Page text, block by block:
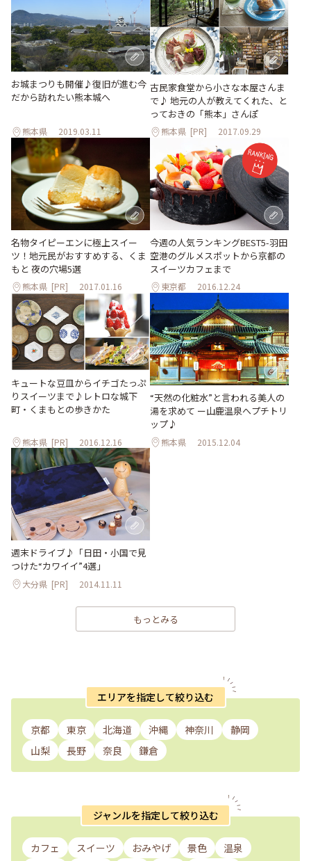
お城まつりも開催♪復旧が進む今
だから訪れたい熊本城へ
熊本県 2019.03.11
古民家食堂から小さな本屋さんま
で♪ 地元の人が教えてくれた、と
っておきの「熊本」さんぽ
熊本県 [PR] 2017.09.29
名物タイピーエンに極上スイー
ツ！地元民がおすすめする、くま
もと 夜の穴場5選
熊本県 [PR] 2017.01.16
今週の人気ランキングBEST5-羽田
空港のグルメスポットから京都の
スイーツカフェまで
東京都 2016.12.24
キュートな豆皿からイチゴたっぷ
りスイーツまで♪レトロな城下
町・くまもとの歩きかた
熊本県 [PR] 2016.12.16
“天然の化粧水”と言われる美人の
湯を求めて ー山鹿温泉へプチトリ
ップ♪
熊本県 2015.12.04
週末ドライブ♪「日田・小国で見
つけた“カワイイ”4選」
大分県 [PR] 2014.11.11
もっとみる
エリアを指定して絞り込む
京都 東京 北海道 沖縄 神奈川
静岡
山梨
長野 奈良 鎌倉
ジャンルを指定して絞り込む
カフェ スイーツ おみやげ 景色
温泉